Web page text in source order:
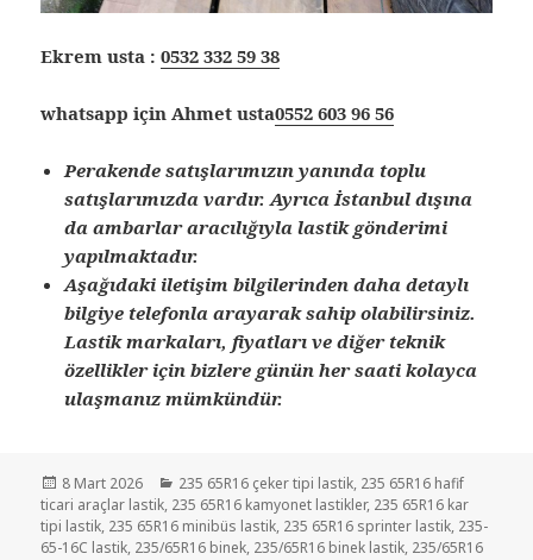
Ekrem usta :0532 332 59 38
whatsapp için Ahmet usta0552 603 96 56
Perakende satışlarımızın yanında toplu
satışlarımızda vardır. Ayrıca İstanbul dışına
da ambarlar aracılığıyla lastik gönderimi
yapılmaktadır.
Aşağıdaki iletişim bilgilerinden daha detaylı
bilgiye telefonla arayarak sahip olabilirsiniz.
Lastik markaları, fiyatları ve diğer teknik
özellikler için bizlere günün her saati kolayca
ulaşmanız mümkündür.
Yayın
tarihi
8 Mart 2026 Kategoriler
235 65R16 çeker tipi lastik, 235 65R16 hafif
ticari araçlar lastik, 235 65R16 kamyonet lastikler, 235 65R16 kar
tipi lastik, 235 65R16 minibüs lastik, 235 65R16 sprinter lastik, 235-
65-16C lastik, 235/65R16 binek, 235/65R16 binek lastik, 235/65R16